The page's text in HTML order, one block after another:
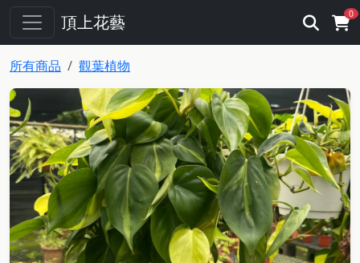
頂上花藝 0
所有商品 觀葉植物